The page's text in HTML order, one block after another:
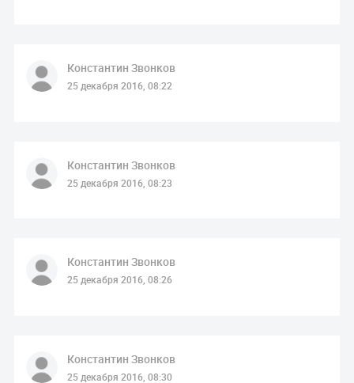
Константин Звонков
25 декабря 2016, 08:22
Константин Звонков
25 декабря 2016, 08:23
Константин Звонков
25 декабря 2016, 08:26
Константин Звонков
25 декабря 2016, 08:30